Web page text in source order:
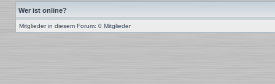
Wer ist online?
Mitglieder in diesem Forum: 0 Mitglieder